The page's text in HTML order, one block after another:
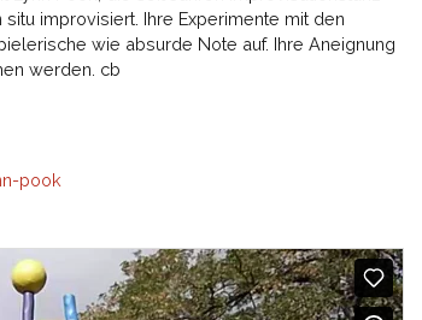
improvisiert. Ihre Experimente mit den
wie absurde Note auf. Ihre Aneignung
werden. cb
pook